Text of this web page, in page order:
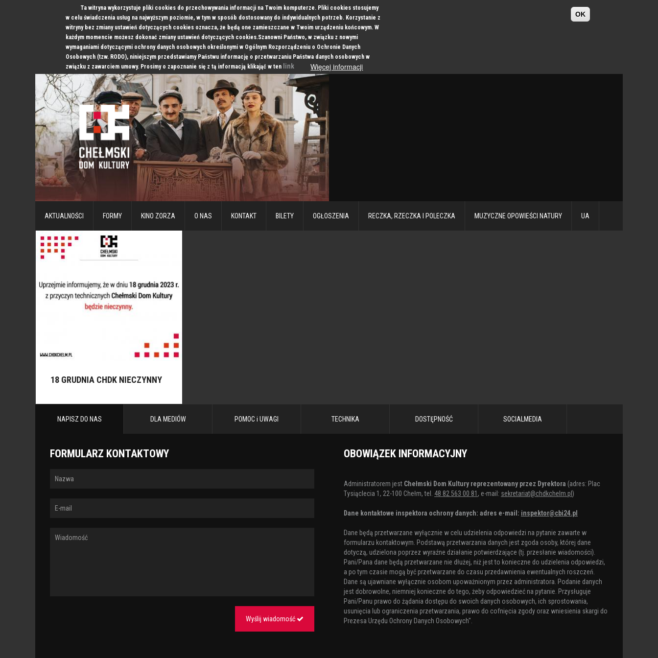
Ta witryna wykorzystuje pliki cookies do przechowywania informacji na Twoim komputerze. Pliki cookies stosujemy
w celu świadczenia usług na najwyższym poziomie, w tym w sposób dostosowany do indywidualnych potrzeb. Korzystanie z
witryny bez zmiany ustawień dotyczących cookies oznacza, że będą one zamieszczane w Twoim urządzeniu końcowym. W
każdym momencie możesz dokonać zmiany ustawień dotyczących cookies.Szanowni Państwo, w związku z nowymi
wymaganiami dotyczącymi ochrony danych osobowych określonymi w Ogólnym Rozporządzeniu o Ochronie Danych
Osobowych (tzw. RODO), niniejszym przedstawiamy Państwu informację o przetwarzaniu Państwa danych osobowych w
związku z zawarciem umowy. Prosimy o zapoznanie się z tą informacją klikająć w ten link Więcej informacji
OK
AKTUALNOŚCI FORMY KINO ZORZA O NAS KONTAKT BILETY OGŁOSZENIA RECZKA, RZECZKA I POLECZKA MUZYCZNE OPOWIEŚCI NATURY UA
18 GRUDNIA CHDK NIECZYNNY
NAPISZ DO NAS DLA MEDIÓW POMOC i UWAGI TECHNIKA DOSTĘPNOŚĆ SOCIALMEDIA
FORMULARZ KONTAKTOWY
Wyślij wiadomość
OBOWIĄZEK INFORMACYJNY
Administratorem jest Chełmski Dom Kultury reprezentowany przez Dyrektora (adres: Plac
Tysiąclecia 1, 22-100 Chełm, tel. 48 82 563 00 81 , e-mail: sekretariat@chdkchelm.pl )
Dane kontaktowe inspektora ochrony danych: adres e-mail: inspektor@cbi24.pl
Dane będą przetwarzane wyłącznie w celu udzielenia odpowiedzi na pytanie zawarte w
formularzu kontaktowym. Podstawą przetwarzania danych jest zgoda osoby, której dane
dotyczą, udzielona poprzez wyraźne działanie potwierdzające (tj. przesłanie wiadomości).
Pani/Pana dane będą przetwarzane nie dłużej, niż jest to konieczne do udzielenia odpowiedzi,
a po tym czasie mogą być przetwarzane do czasu przedawnienia ewentualnych roszczeń.
Dane są ujawniane wyłącznie osobom upoważnionym przez administratora. Podanie danych
jest dobrowolne, niemniej konieczne do tego, żeby odpowiedzieć na pytanie. Przysługuje
Pani/Panu prawo do żądania dostępu do swoich danych osobowych, ich sprostowania,
usunięcia lub ograniczenia przetwarzania, prawo do cofnięcia zgody oraz wniesienia skargi do
Prezesa Urzędu Ochrony Danych Osobowych".